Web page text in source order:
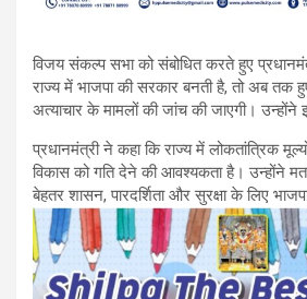
विजय संकल्प सभा को संबोधित करते हुए
राज्य में भाजपा की सरकार बनती है, तो अब तक
अत्याचार के मामलों की जांच की जाएगी। उन्होंने
प्रधानमंत्री ने कहा कि राज्य में लोकतांत्रिक
विकास को गति देने की आवश्यकता है। उन्होंने
बेहतर शासन, पारदर्शिता और सुरक्षा के लिए